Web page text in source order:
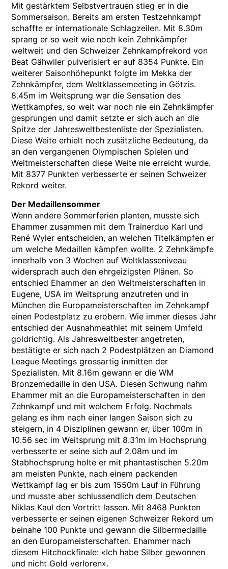
Mit gestärktem Selbstvertrauen stieg er in die
Sommersaison. Bereits am ersten Testzehnkampf
schaffte er internationale Schlagzeilen. Mit 8.30m
sprang er so weit wie noch kein Zehnkämpfer
weltweit und den Schweizer Zehnkampfrekord von
Beat Gähwiler pulverisiert er auf 8354 Punkte. Ein
weiterer Saisonhöhepunkt folgte im Mekka der
Zehnkämpfer, dem Weltklassemeeting in Götzis.
8.45m im Weitsprung war die Sensation des
Wettkampfes, so weit war noch nie ein Zehnkämpfer
gesprungen und damit setzte er sich auch an die
Spitze der Jahresweltbestenliste der Spezialisten.
Diese Weite erhielt noch zusätzliche Bedeutung, da
an den vergangenen Olympischen Spielen und
Weltmeisterschaften diese Weite nie erreicht wurde.
Mit 8377 Punkten verbesserte er seinen Schweizer
Rekord weiter.
Der Medaillensommer
Wenn andere Sommerferien planten, musste sich
Ehammer zusammen mit dem Trainerduo Karl und
René Wyler entscheiden, an welchen Titelkämpfen er
um welche Medaillen kämpfen wollte. 2 Zehnkämpfe
innerhalb von 3 Wochen auf Weltklasseniveau
widersprach auch den ehrgeizigsten Plänen. So
entschied Ehammer an den Weltmeisterschaften in
Eugene, USA im Weitsprung anzutreten und in
München die Europameisterschaften im Zehnkampf
einen Podestplatz zu erobern. Wie immer dieses Jahr
entschied der Ausnahmeathlet mit seinem Umfeld
goldrichtig. Als Jahresweltbester angetreten,
bestätigte er sich nach 2 Podestplätzen an Diamond
League Meetings grossartig inmitten der
Spezialisten. Mit 8.16m gewann er die WM
Bronzemedaille in den USA. Diesen Schwung nahm
Ehammer mit an die Europameisterschaften in den
Zehnkampf und mit welchem Erfolg. Nochmals
gelang es ihm nach einer langen Saison sich zu
steigern, in 4 Disziplinen gewann er, über 100m in
10.56 sec im Weitsprung mit 8.31m im Hochsprung
verbesserte er seine sich auf 2.08m und im
Stabhochsprung holte er mit phantastischen 5.20m
am meisten Punkte, nach einem packenden
Wettkampf lag er bis zum 1550m Lauf in Führung
und musste aber schlussendlich dem Deutschen
Niklas Kaul den Vortritt lassen. Mit 8468 Punkten
verbesserte er seinen eigenen Schweizer Rekord um
beinahe 100 Punkte und gewann die Silbermedaille
an den Europameisterschaften. Ehammer nach
diesem Hitchockfinale: «Ich habe Silber gewonnen
und nicht Gold verloren».